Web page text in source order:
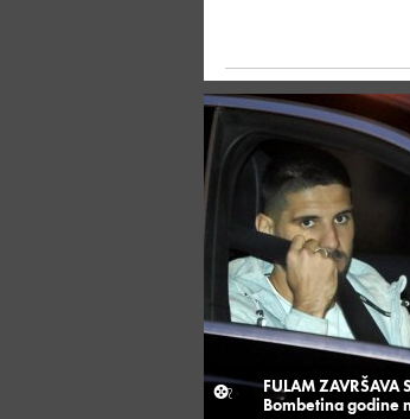
FULAM ZAVRŠAVA
Bombetina godine